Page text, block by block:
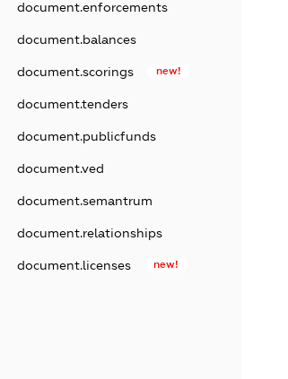
document.enforcements
document.balances
document.scorings new!
document.tenders
document.publicfunds
document.ved
document.semantrum
document.relationships
document.licenses new!